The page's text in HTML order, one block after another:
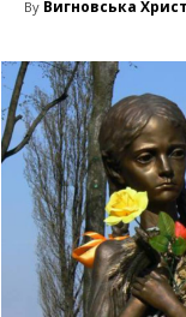
By Вигновська